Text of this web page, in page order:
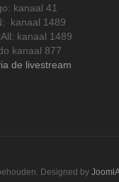
kanaal 41
kanaal 1489
kanaal 1489
kanaal 877
de livestream
Designed by